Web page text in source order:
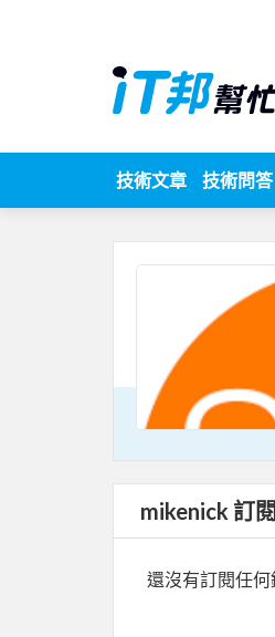
技術文章 技術問答
mikenick 訂
還沒有訂閱任